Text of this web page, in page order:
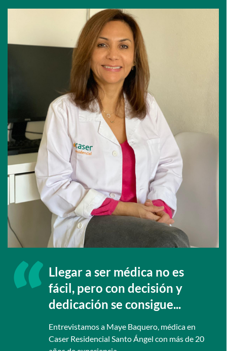
Llegar a ser médica no es
fácil, pero con decisión y
dedicación se consigue...
Entrevistamos a Maye Baquero, médica en
Caser Residencial Santo Ángel con más de 20